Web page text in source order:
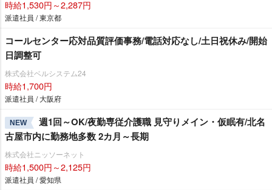
時給1,530円～2,287円
派遣社員 / 東京都
コールセンター応対品質評価事務/電話対応なし/土日祝休み/開始
日調整可
株式会社ベルシステム24
時給1,700円
派遣社員 / 大阪府
NEW
週1回～OK/夜勤専従介護職 見守りメイン・仮眠有/北名
古屋市内に勤務地多数 2カ月～長期
株式会社ニッソーネット
時給1,500円～2,125円
派遣社員 / 愛知県